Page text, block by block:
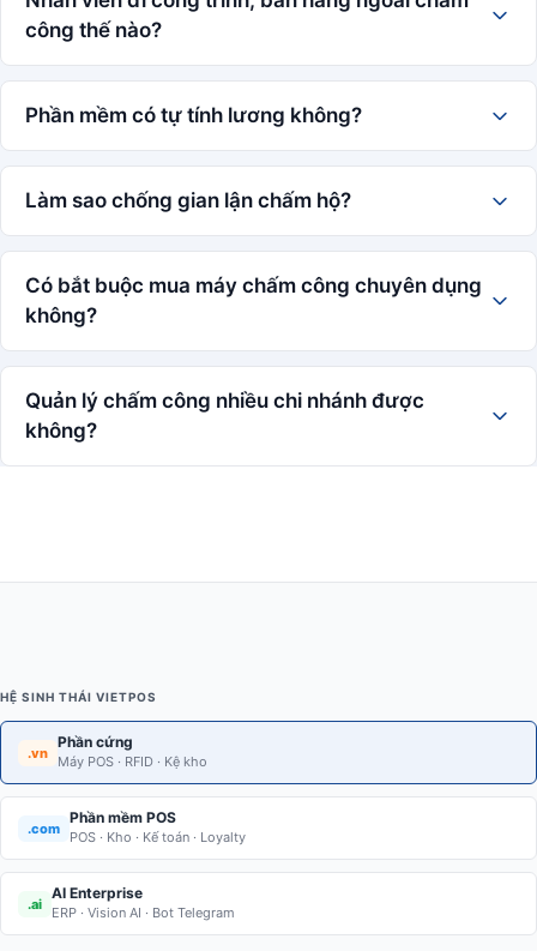
công thế nào?
Phần mềm có tự tính lương không?
Làm sao chống gian lận chấm hộ?
Có bắt buộc mua máy chấm công chuyên dụng
không?
Quản lý chấm công nhiều chi nhánh được
không?
HỆ SINH THÁI VIETPOS
.vn
Phần cứng
Máy POS · RFID · Kệ kho
.com
Phần mềm POS
POS · Kho · Kế toán · Loyalty
.ai
AI Enterprise
ERP · Vision AI · Bot Telegram